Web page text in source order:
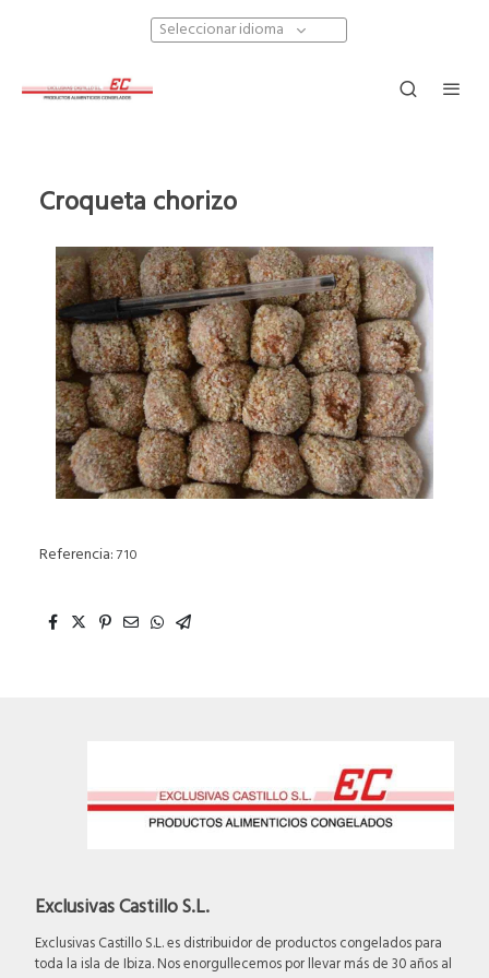
Seleccionar idioma
Croqueta chorizo
Referencia:710
Exclusivas Castillo S.L.
Exclusivas Castillo S.L. es distribuidor de productos congelados para
toda la isla de Ibiza. Nos enorgullecemos por llevar más de 30 años al